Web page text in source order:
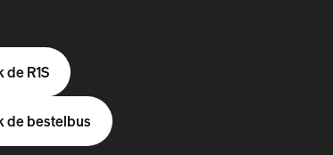
de R1S
de bestelbus